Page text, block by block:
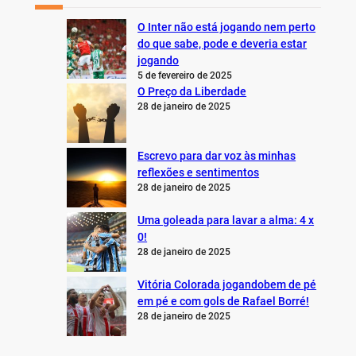
O Inter não está jogando nem perto
do que sabe, pode e deveria estar
jogando
5 de fevereiro de 2025
O Preço da Liberdade
28 de janeiro de 2025
Escrevo para dar voz às minhas
reflexões e sentimentos
28 de janeiro de 2025
Uma goleada para lavar a alma: 4 x
0!
28 de janeiro de 2025
Vitória Colorada jogandobem de pé
em pé e com gols de Rafael Borré!
28 de janeiro de 2025